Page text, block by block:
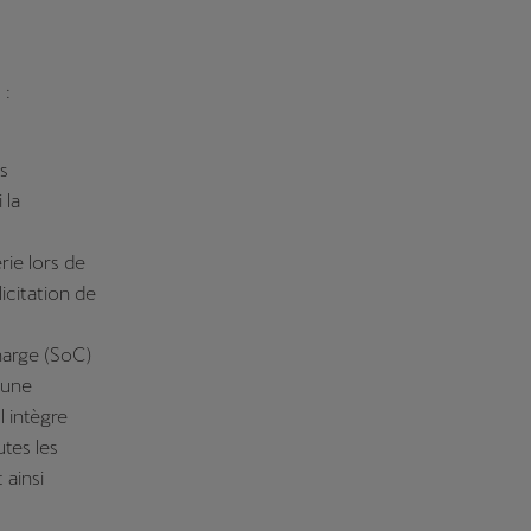
:
la
lors de
de
(SoC)
intègre
les